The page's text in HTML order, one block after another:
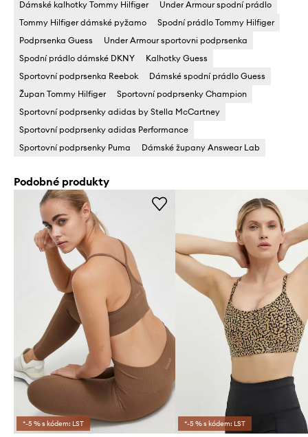
Dámské kalhotky Tommy Hilfiger
Under Armour spodní prádlo
Tommy Hilfiger dámské pyžamo
Spodní prádlo Tommy Hilfiger
Podprsenka Guess
Under Armour sportovni podprsenka
Spodní prádlo dámské DKNY
Kalhotky Guess
Sportovní podprsenka Reebok
Dámské spodní prádlo Guess
Župan Tommy Hilfiger
Sportovní podprsenky Champion
Sportovní podprsenky adidas by Stella McCartney
Sportovní podprsenky adidas Performance
Sportovní podprsenky Puma
Dámské župany Answear Lab
Podobné produkty
*-5 % s kódem: LST *-5 % s kódem: LST